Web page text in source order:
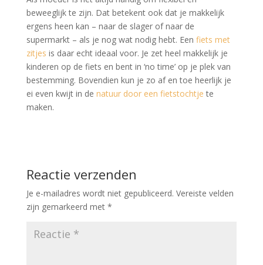
beweeglijk te zijn. Dat betekent ook dat je makkelijk
ergens heen kan – naar de slager of naar de
supermarkt – als je nog wat nodig hebt. Een fiets met
zitjes is daar echt ideaal voor. Je zet heel makkelijk je
kinderen op de fiets en bent in ‘no time’ op je plek van
bestemming. Bovendien kun je zo af en toe heerlijk je
ei even kwijt in de natuur door een fietstochtjete
maken.
Reactie verzenden
Je e-mailadres wordt niet gepubliceerd. Vereiste velden
zijn gemarkeerd met *